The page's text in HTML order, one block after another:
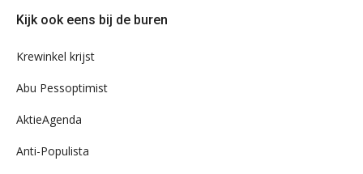
ons
Kijk ook eens bij de buren
Krewinkel krijst
Abu Pessoptimist
AktieAgenda
Anti-Populista